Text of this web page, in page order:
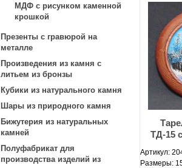
МДФ с рисунком каменной
крошкой
Презенты с гравюрой на
металле
Произведения из камня с
литьем из бронзы
Кубики из натурального камня
Шары из природного камня
Бижутерия из натуральных
камней
Полуфабрикат для
производства изделий из
ТД-15
Артикул:
Размеры: